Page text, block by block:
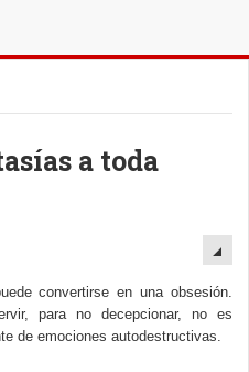
a toda
convertirse en una obsesión.
para no decepcionar, no es
de emociones autodestructivas.